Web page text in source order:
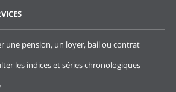
une pension, un loyer, bail ou contrat
les indices et séries chronologiques